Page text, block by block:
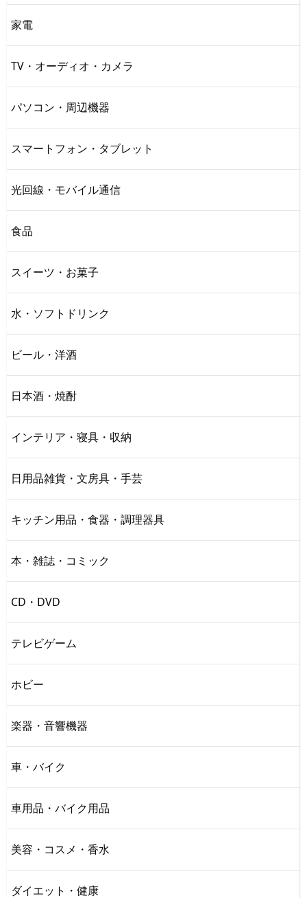
家電
TV・オーディオ・カメラ
パソコン・周辺機器
スマートフォン・タブレット
光回線・モバイル通信
食品
スイーツ・お菓子
水・ソフトドリンク
ビール・洋酒
日本酒・焼酎
インテリア・寝具・収納
日用品雑貨・文房具・手芸
キッチン用品・食器・調理器具
本・雑誌・コミック
CD・DVD
テレビゲーム
ホビー
楽器・音響機器
車・バイク
車用品・バイク用品
美容・コスメ・香水
ダイエット・健康